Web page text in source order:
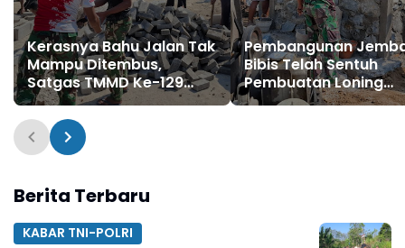
Kerasnya Bahu Jalan Tak
Mampu Ditembus,
Satgas TMMD Ke-129
Kerahkan Mesin-Mesin
Bor Berukuran Besar
Pembangunan
Bibis Telah Sentuh
Pembuatan Loning
Kanan Kiri
Berita Terbaru
KABAR TNI-POLRI